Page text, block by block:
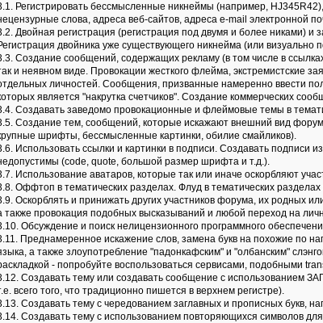
Регистрировать бессмысленные никнеймы (например,
слова, адреса веб-сайтов, адреса e-mail электронной
Двойная регистрация (регистрация под двумя и более никами) и
двойника уже существующего никнейма (или визуально
Создание сообщений, содержащих рекламу (в том числе в
и неявном виде. Провокации жесткого флейма, экстремистские
личностей. Сообщения, призванные намеренно ввести
является "накрутка счетчиков". Создание коммерческих
Создавать заведомо провокационные и флеймовые темы в
Создание тем, сообщений, которые искажают внешний вид
шрифты, бессмысленные картинки, обилие смайликов).
Использовать ссылки и картинки в подписи. Создавать подписи
(code, quote, большой размер шрифта и т.д.).
Использование аватаров, которые так или иначе оскорбляют
Оффтоп в тематических разделах. Флуд в тематических
Оскорблять и принижать других участников форума, их родных
также провокация подобных высказываний и любой переход на
Обсуждение и поиск нелицензионного программного
Преднамеренное искажение слов, замена букв на похожие по
а также злоупотребление "падонкафским" и "олбанским"
- попробуйте воспользоваться сервисами, подобными
Создавать тему или создавать сообщение с использованием
всего того, что традиционно пишется в верхнем регистре).
Создавать тему с чередованием заглавных и прописных букв,
Создавать тему с использованием повторяющихся символов